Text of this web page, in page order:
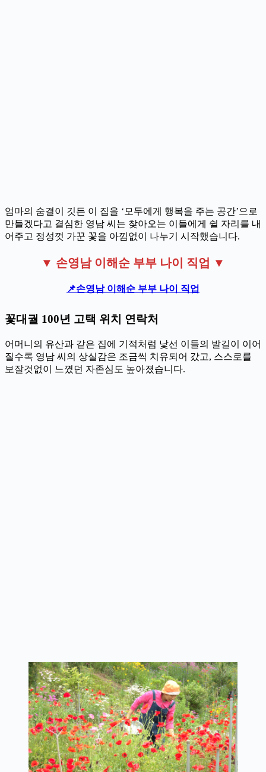
엄마의 숨결이 깃든 이 집을 ‘모두에게 행복을 주는 공간’으로
만들겠다고 결심한 영남 씨는 찾아오는 이들에게 쉴 자리를 내
어주고 정성껏 가꾼 꽃을 아낌없이 나누기 시작했습니다.
▼ 손영남 이해순 부부 나이 직업 ▼
📌손영남 이해순 부부 나이 직업
꽃대궐 100년 고택 위치 연락처
어머니의 유산과 같은 집에 기적처럼 낯선 이들의 발길이 이어
질수록 영남 씨의 상실감은 조금씩 치유되어 갔고, 스스로를
보잘것없이 느꼈던 자존심도 높아졌습니다.